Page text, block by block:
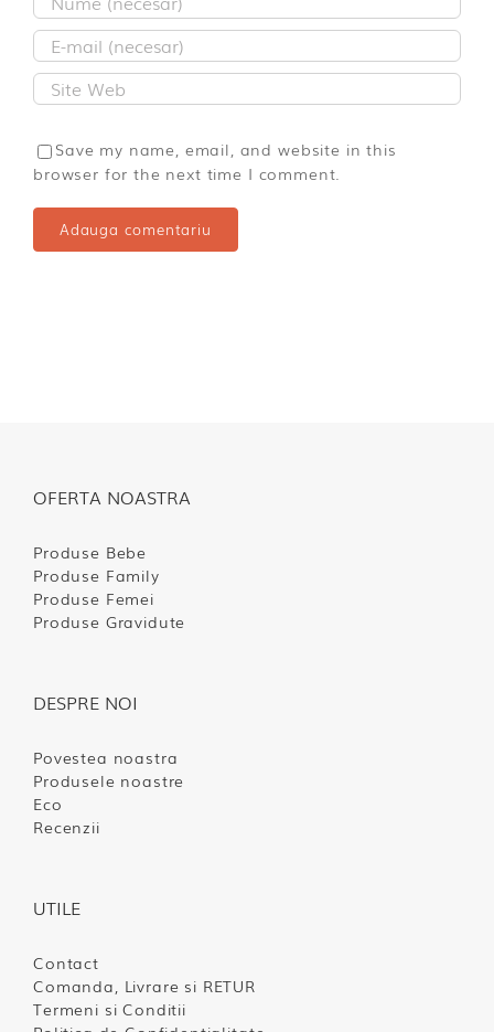
Save my name, email, and website in this
browser for the next time I comment.
OFERTA NOASTRA
Produse Bebe
Produse Family
Produse Femei
Produse Gravidute
DESPRE NOI
Povestea noastra
Produsele noastre
Eco
Recenzii
UTILE
Contact
Comanda, Livrare si RETUR
Termeni si Conditii